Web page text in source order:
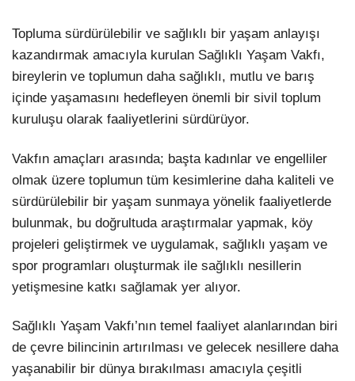
Topluma sürdürülebilir ve sağlıklı bir yaşam anlayışı
kazandırmak amacıyla kurulan Sağlıklı Yaşam Vakfı,
bireylerin ve toplumun daha sağlıklı, mutlu ve barış
içinde yaşamasını hedefleyen önemli bir sivil toplum
kuruluşu olarak faaliyetlerini sürdürüyor.
Vakfın amaçları arasında; başta kadınlar ve engelliler
olmak üzere toplumun tüm kesimlerine daha kaliteli ve
sürdürülebilir bir yaşam sunmaya yönelik faaliyetlerde
bulunmak, bu doğrultuda araştırmalar yapmak, köy
projeleri geliştirmek ve uygulamak, sağlıklı yaşam ve
spor programları oluşturmak ile sağlıklı nesillerin
yetişmesine katkı sağlamak yer alıyor.
Sağlıklı Yaşam Vakfı’nın temel faaliyet alanlarından biri
de çevre bilincinin artırılması ve gelecek nesillere daha
yaşanabilir bir dünya bırakılması amacıyla çeşitli